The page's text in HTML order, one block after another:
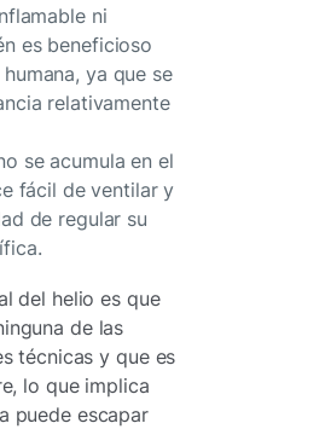
ni
es beneficioso
ya que se
relativamente
se acumula en el
fácil de ventilar y
de regular su
del helio es que
de las
técnicas y que es
lo que implica
puede escapar